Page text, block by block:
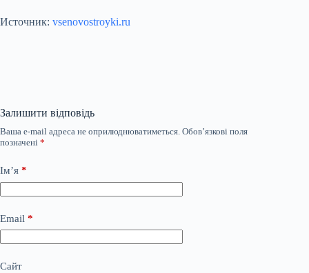
Источник: vsenovostroyki.ru
Залишити відповідь
Ваша e-mail адреса не оприлюднюватиметься. Обов’язкові поля
позначені *
Ім’я *
Email *
Сайт